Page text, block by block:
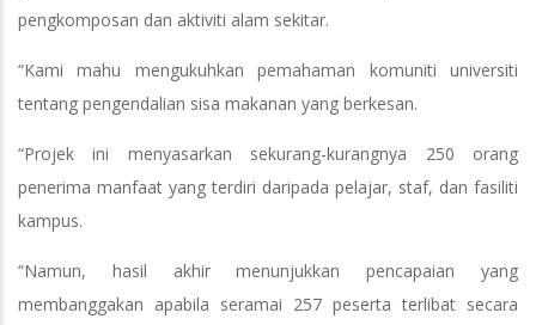
pengkomposan dan aktiviti alam sekitar.
“Kami mahu mengukuhkan pemahaman komuniti universiti
tentang pengendalian sisa makanan yang berkesan.
“Projek ini menyasarkan sekurang-kurangnya 250 orang
penerima manfaat yang terdiri daripada pelajar, staf, dan fasiliti
kampus.
“Namun, hasil akhir menunjukkan pencapaian yang
membanggakan apabila seramai 257 peserta terlibat secara